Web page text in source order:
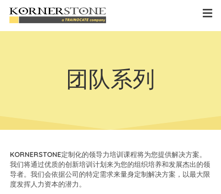
团队系列
KORNERSTONE定制化的领导力培训课程将为您提供解决方案。
我们将通过优质的创新培训计划来为您的组织培养和发展杰出的领
导者。我们会依据公司的特定需求来量身定制解决方案，以最大限
度发挥人力资本的潜力。